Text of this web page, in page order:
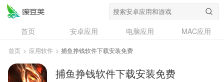
捕鱼挣钱软件下载安装免费
首页 安卓应用 电脑应用
MAC应用
资讯
专题 设计奖
问答
首页 > 应用软件 > 捕鱼挣钱软件下载安装免费
捕鱼挣钱软件下载安装免费